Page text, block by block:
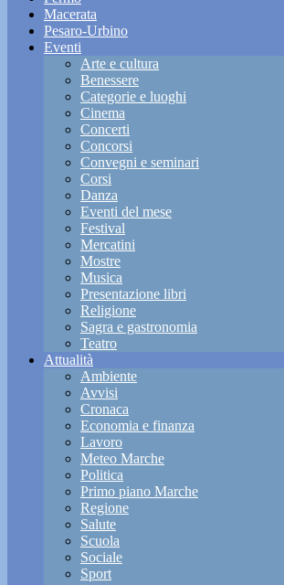
Macerata
Pesaro-Urbino
Eventi
Arte e cultura
Benessere
Categorie e luoghi
Cinema
Concerti
Concorsi
Convegni e seminari
Corsi
Danza
Eventi del mese
Festival
Mercatini
Mostre
Musica
Presentazione libri
Religione
Sagra e gastronomia
Teatro
Attualità
Ambiente
Avvisi
Cronaca
Economia e finanza
Lavoro
Meteo Marche
Politica
Primo piano Marche
Regione
Salute
Scuola
Sociale
Sport